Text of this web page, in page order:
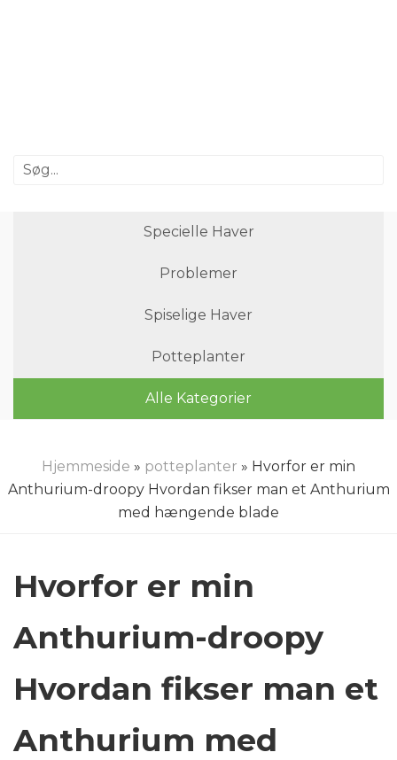
Specielle Haver
Problemer
Spiselige Haver
Potteplanter
Alle Kategorier
Hjemmeside » potteplanter » Hvorfor er min
Anthurium-droopy Hvordan fikser man et Anthurium
med hængende blade
Hvorfor er min
Anthurium-droopy
Hvordan fikser man et
Anthurium med